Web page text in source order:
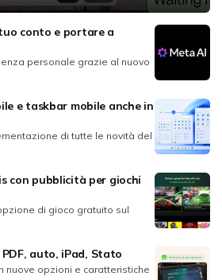
conto e portare a
personale grazie al nuovo
e taskbar mobile anche in
di tutte le novità del
con pubblicità per giochi
di gioco gratuito sul
auto, iPad, Stato
nuove opzioni e caratteristiche